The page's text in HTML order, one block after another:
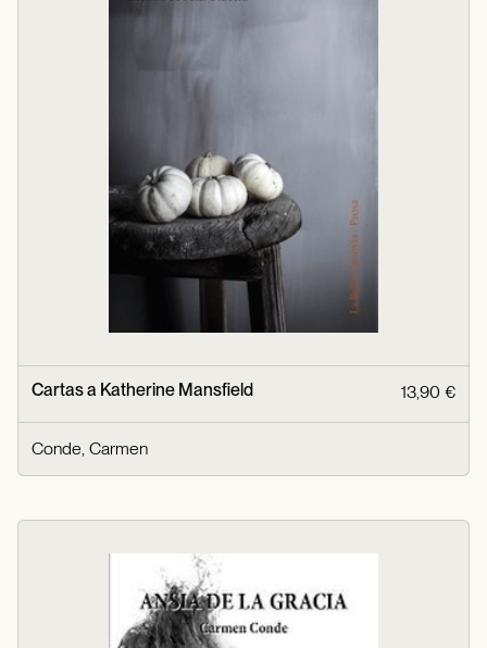
Cartas a Katherine Mansfield 13,90 €
Conde, Carmen